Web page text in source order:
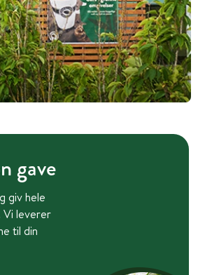
gave
giv hele
Vi leverer
til din